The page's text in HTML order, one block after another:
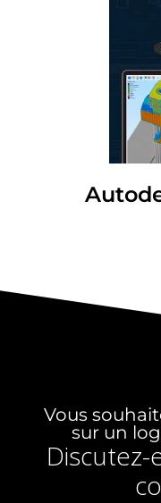
Vous
sur un
Discutez-